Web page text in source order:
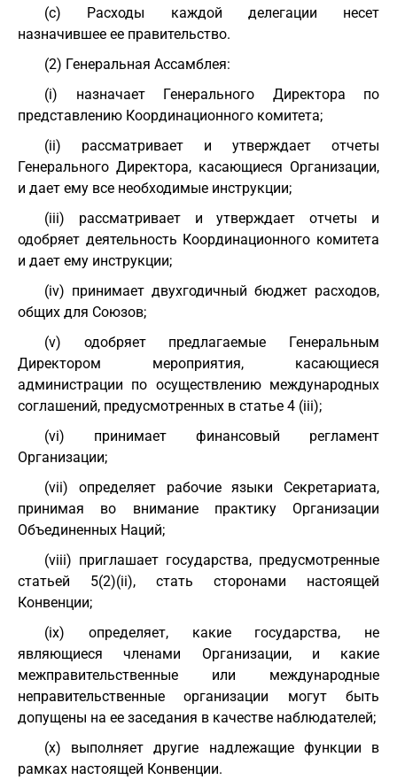
(c) Расходы каждой делегации несет
назначившее ее правительство.
(2) Генеральная Ассамблея:
(i) назначает Генерального Директора по
представлению Координационного комитета;
(ii) рассматривает и утверждает отчеты
Генерального Директора, касающиеся Организации,
и дает ему все необходимые инструкции;
(iii) рассматривает и утверждает отчеты и
одобряет деятельность Координационного комитета
и дает ему инструкции;
(iv) принимает двухгодичный бюджет расходов,
общих для Союзов;
(v) одобряет предлагаемые Генеральным
Директором мероприятия, касающиеся
администрации по осуществлению международных
соглашений, предусмотренных в статье 4 (iii);
(vi) принимает финансовый регламент
Организации;
(vii) определяет рабочие языки Секретариата,
принимая во внимание практику Организации
Объединенных Наций;
(viii) приглашает государства, предусмотренные
статьей 5(2)(ii), стать сторонами настоящей
Конвенции;
(ix) определяет, какие государства, не
являющиеся членами Организации, и какие
межправительственные или международные
неправительственные организации могут быть
допущены на ее заседания в качестве наблюдателей;
(x) выполняет другие надлежащие функции в
рамках настоящей Конвенции.